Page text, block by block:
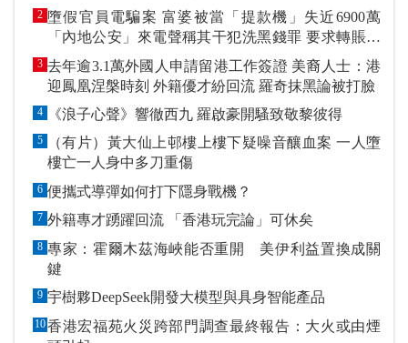
2 墮假官員電騙案 富婆被當「提款機」失近6900萬
「內地公安」來電聲稱其干犯洗黑錢罪 要求轉賬到
指定戶口作「保證金」
3 去年逾3.1萬外國人申請留港工作簽證 美裔人士：港
迎鳳凰涅槃時刻 外籍優才紛回流 羅奇抹黑論被打臉
4 《浪子心聲》響徹西九 羅啟豪開騷致敬黎彼得
5
（有片）黃大仙上邨樓上樓下疑噪音釀血案 一人墮
樓亡一人身中多刀重傷
6 便攜式導彈如何打下隱身戰機？
7 外籍專才踴躍回流 「香港玩完論」可休矣
8 專家：霍爾木茲海峽能否重開 美伊利益置換成關
鍵
9 宇樹夥DeepSeek開發大模型與具身智能產品
10香港宏福苑火災跨部門調查最終報告：大火或由煙